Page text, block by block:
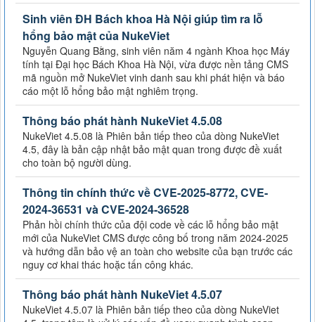
Sinh viên ĐH Bách khoa Hà Nội giúp tìm ra lỗ
hổng bảo mật của NukeViet
Nguyễn Quang Bằng, sinh viên năm 4 ngành Khoa học Máy
tính tại Đại học Bách Khoa Hà Nội, vừa được nền tảng CMS
mã nguồn mở NukeViet vinh danh sau khi phát hiện và báo
cáo một lỗ hổng bảo mật nghiêm trọng.
Thông báo phát hành NukeViet 4.5.08
NukeViet 4.5.08 là Phiên bản tiếp theo của dòng NukeViet
4.5, đây là bản cập nhật bảo mật quan trong được đề xuất
cho toàn bộ người dùng.
Thông tin chính thức về CVE-2025-8772, CVE-
2024-36531 và CVE-2024-36528
Phản hồi chính thức của đội code về các lỗ hổng bảo mật
mới của NukeViet CMS được công bố trong năm 2024-2025
và hướng dẫn bảo vệ an toàn cho website của bạn trước các
nguy cơ khai thác hoặc tấn công khác.
Thông báo phát hành NukeViet 4.5.07
NukeViet 4.5.07 là Phiên bản tiếp theo của dòng NukeViet